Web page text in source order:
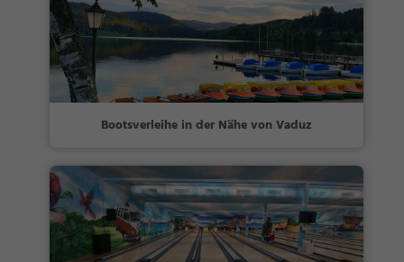
Bootsverleihe in der Nähe von Vaduz